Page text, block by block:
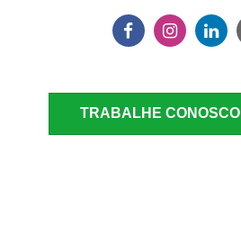
TRABALHE CONOSCO